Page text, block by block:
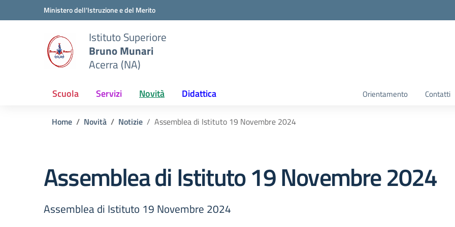
Vai ai contenuti
Vai al menu di navigazioneMinistero dell'Istruzione e del Merito
Istituto Superiore
Bruno Munari
Acerra (NA)
Scuola Servizi Novità Didattica Orientamento Contatti
Home Novità Notizie Assemblea di Istituto 19 Novembre 2024
Assemblea di Istituto 19 Novembre 2024
Assemblea di Istituto 19 Novembre 2024